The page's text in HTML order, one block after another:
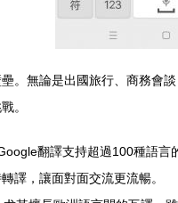
。無論是出國旅行、商務會
。
翻譯支持超過100種語
譯，讓面對面交流更流暢。